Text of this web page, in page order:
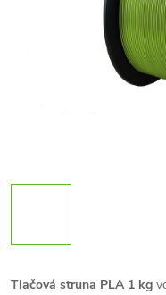
Tlačová struna PLA 1 kg